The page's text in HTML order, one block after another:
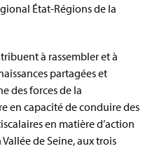
État-Régions de la
à rassembler et à
partagées et
des forces de la
en capacité de conduire des
en matière d’action
de Seine, aux trois